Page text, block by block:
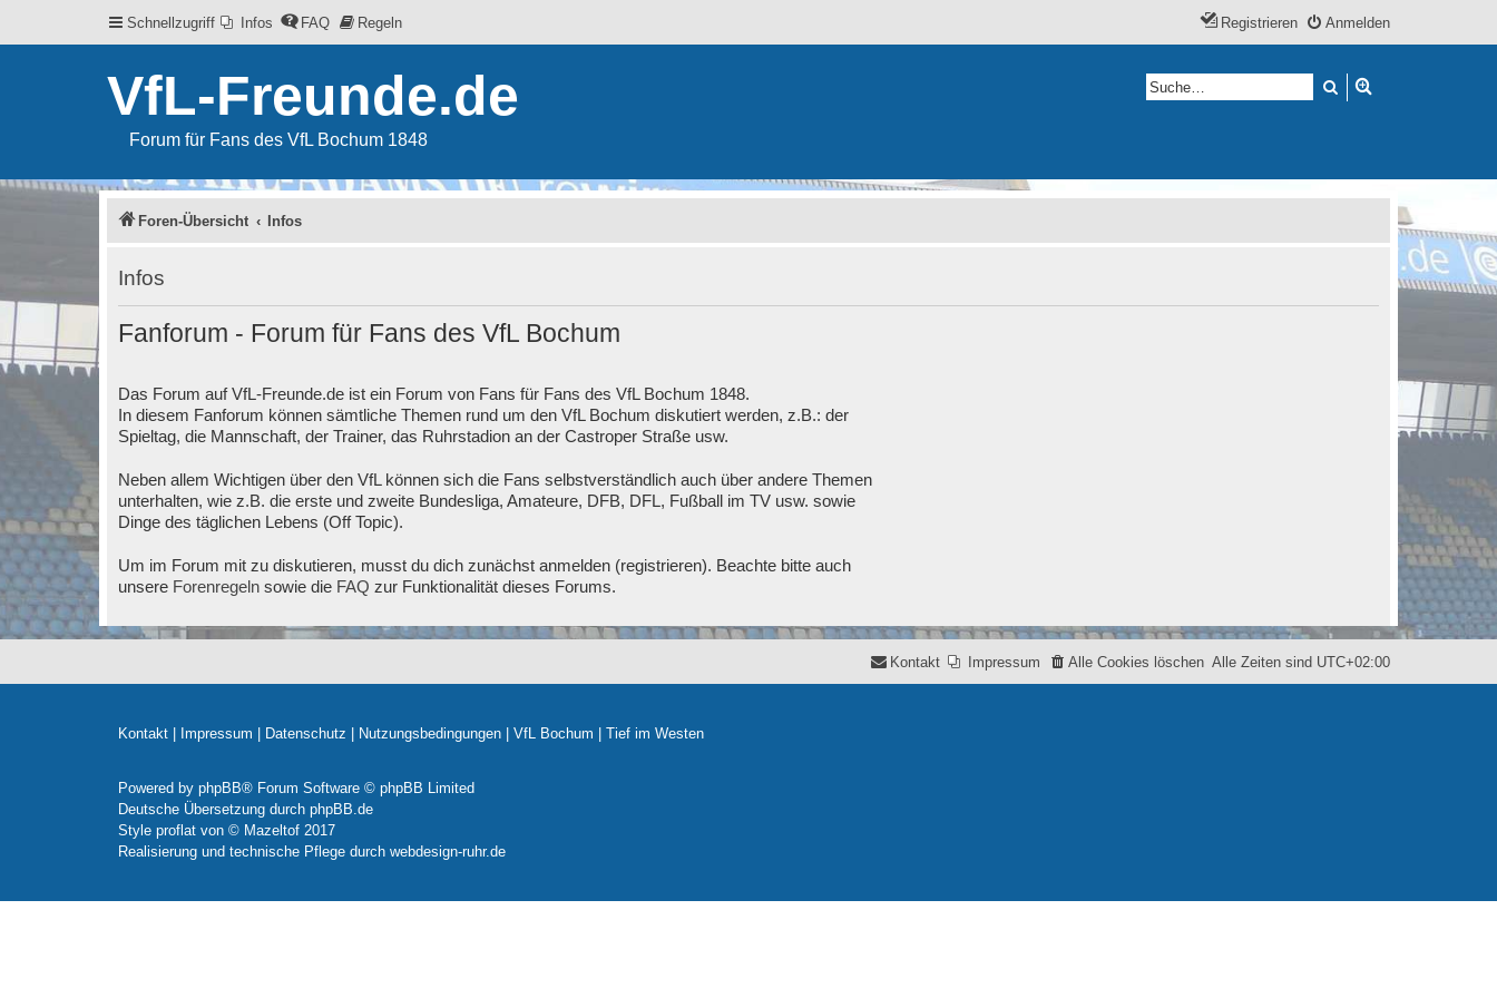
Schnellzugriff Infos FAQ Regeln Anmelden
Registrieren
VfL-Freunde.de
Forum für Fans des VfL Bochum 1848
Suche
Foren-Übersicht Infos
Infos
Fanforum - Forum für Fans des VfL Bochum
Das Forum auf VfL-Freunde.de ist ein Forum von Fans für Fans des VfL Bochum 1848.
In diesem Fanforum können sämtliche Themen rund um den VfL Bochum diskutiert werden, z.B.: der
Spieltag, die Mannschaft, der Trainer, das Ruhrstadion an der Castroper Straße usw.
Neben allem Wichtigen über den VfL können sich die Fans selbstverständlich auch über andere Themen
unterhalten, wie z.B. die erste und zweite Bundesliga, Amateure, DFB, DFL, Fußball im TV usw. sowie
Dinge des täglichen Lebens (Off Topic).
Um im Forum mit zu diskutieren, musst du dich zunächst anmelden (registrieren). Beachte bitte auch
unsere Forenregeln sowie die FAQ zur Funktionalität dieses Forums.
Alle Zeiten sind UTC+02:00
Alle Cookies löschen
Impressum
Kontakt
Kontakt | Impressum | Datenschutz | Nutzungsbedingungen | VfL Bochum | Tief im Westen
Powered by phpBB® Forum Software © phpBB Limited
Deutsche Übersetzung durch phpBB.de
Style proflat von © Mazeltof 2017
Realisierung und technische Pflege durch webdesign-ruhr.de